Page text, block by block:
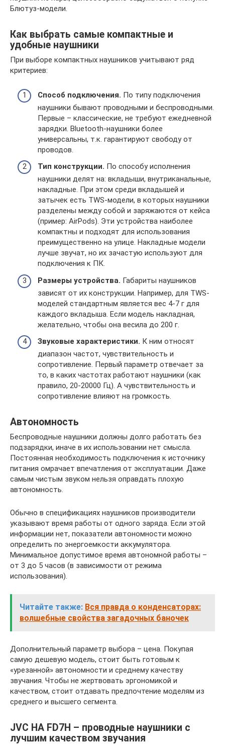
Блютуз-модели.
Как выбрать самые компактные и
удобные наушники
При выборе компактных наушников учитывают ряд
критериев:
Способ подключения. По типу подключения
наушники бывают проводными и беспроводными.
Первые – классические, не требуют ежедневной
зарядки. Bluetooth-наушники более
универсальны, т.к. гарантируют свободу от
проводов.
Тип конструкции. По способу исполнения
наушники делят на: вкладыши, внутриканальные,
накладные. При этом среди вкладышей и
затычек есть TWS-модели, в которых наушники
разделены между собой и заряжаются от кейса
(пример: AirPods). Эти устройства наиболее
компактны и подходят для использования
преимущественно на улице. Накладные модели
лучше звучат, но их зачастую используют для
подключения к ПК.
Размеры устройства. Габариты наушников
зависят от их конструкции. Например, для TWS-
моделей стандартным является вес 4-7 г для
каждого вкладыша. Если модель накладная,
желательно, чтобы она весила до 200 г.
Звуковые характеристики. К ним относят
диапазон частот, чувствительность и
сопротивление. Первый параметр отвечает за
то, в каких частотах работают наушники (как
правило, 20-20000 Гц). А чувствительность и
сопротивление влияют на громкость.
Автономность
Беспроводные наушники должны долго работать без
подзарядки, иначе в их использовании нет смысла.
Постоянная необходимость подключения к источнику
питания омрачает впечатления от эксплуатации. Даже
самым чистым звуком нельзя оправдать плохую
автономность.
Обычно в спецификациях наушников производители
указывают время работы от одного заряда. Если этой
информации нет, показатели автономности можно
определить по энергоемкости аккумулятора.
Минимальное допустимое время автономной работы –
от 3 до 5 часов (в зависимости от режима
использования).
Читайте также: Вся правда о конденсаторах:
волшебные свойства загадочных баночек
Дополнительный параметр выбора – цена. Покупая
самую дешевую модель, стоит быть готовым к
«урезанной» автономности и среднему качеству
звучания. Чтобы не жертвовать эргономикой и
качеством, стоит отдавать предпочтение моделям из
среднего и высшего сегмента.
JVC HA FD7H – проводные наушники с
лучшим качеством звучания